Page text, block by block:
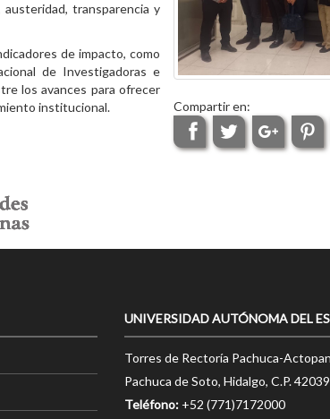
transparencia y
de impacto, como
de Investigadoras e
los avances para ofrecer
institucional.
Compartir en:
UNIVERSIDAD AUTÓNOMA DEL
Torres de Rectoría Pachuca-
Pachuca de Soto, Hidalgo, C.P. 42039
Teléfono: +52 (771)7172000